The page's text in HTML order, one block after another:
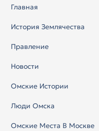
Главная
История Землячества
Правление
Новости
Омские Истории
Люди Омска
Омские Места В Москве